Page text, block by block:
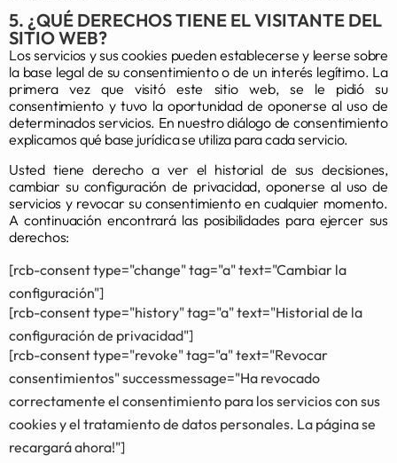
5. ¿QUÉ DERECHOS TIENE EL VISITANTE DEL
SITIO WEB?
Los servicios y sus cookies pueden establecerse y leerse sobre
la base legal de su consentimiento o de un interés legítimo. La
primera vez que visitó este sitio web, se le pidió su
consentimiento y tuvo la oportunidad de oponerse al uso de
determinados servicios. En nuestro diálogo de consentimiento
explicamos qué base jurídica se utiliza para cada servicio.
Usted tiene derecho a ver el historial de sus decisiones,
cambiar su configuración de privacidad, oponerse al uso de
servicios y revocar su consentimiento en cualquier momento.
A continuación encontrará las posibilidades para ejercer sus
derechos:
[rcb-consent type="change" tag="a" text="Cambiar la
configuración"]
[rcb-consent type="history" tag="a" text="Historial de la
configuración de privacidad"]
[rcb-consent type="revoke" tag="a" text="Revocar
consentimientos" successmessage="Ha revocado
correctamente el consentimiento para los servicios con sus
cookies y el tratamiento de datos personales. La página se
recargará ahora!"]